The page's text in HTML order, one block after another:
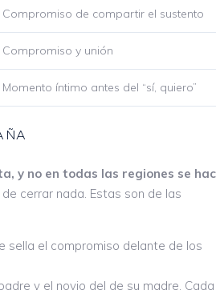
Compromiso de compartir el sustento
Compromiso y unión
Momento íntimo antes del “sí, quiero”
y no en todas las regiones se
cerrar nada. Estas son de las
sella el compromiso delante de los
y el novio del de su madre.